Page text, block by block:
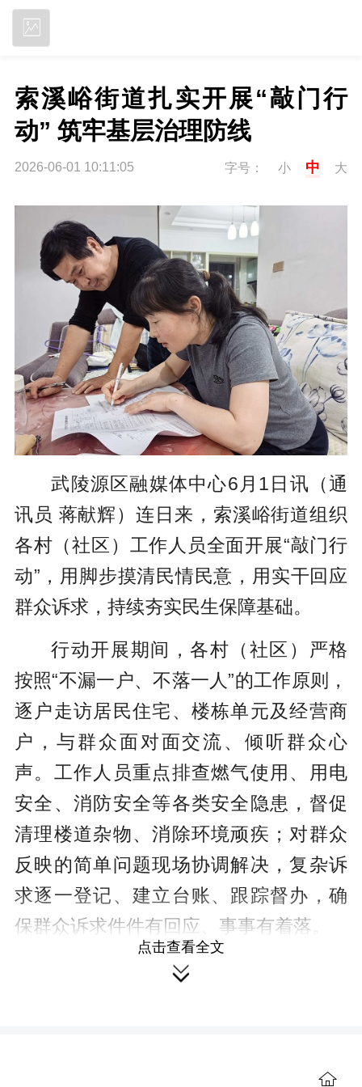
索溪峪街道扎实开展“敲门行
动” 筑牢基层治理防线
2026-06-01 10:11:05 字号： 小 中 大
武陵源区融媒体中心6月1日讯（通
讯员 蒋献辉）连日来，索溪峪街道组织
各村（社区）工作人员全面开展“敲门行
动”，用脚步摸清民情民意，用实干回应
群众诉求，持续夯实民生保障基础。
行动开展期间，各村（社区）严格
按照“不漏一户、不落一人”的工作原则，
逐户走访居民住宅、楼栋单元及经营商
户，与群众面对面交流、倾听群众心
声。工作人员重点排查燃气使用、用电
安全、消防安全等各类安全隐患，督促
清理楼道杂物、消除环境顽疾；对群众
反映的简单问题现场协调解决，复杂诉
求逐一登记、建立台账、跟踪督办，确
保群众诉求件件有回应、事事有着落。
此次行动坚持“进一次门、办多件
点击查看全文
